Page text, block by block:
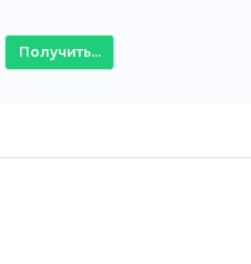
Получить...